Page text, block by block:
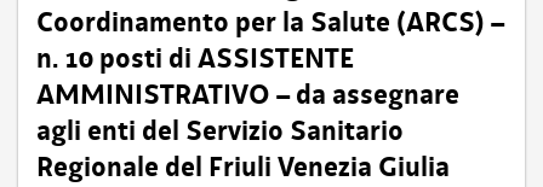
Coordinamento per la Salute (ARCS) –
n. 10 posti di ASSISTENTE
AMMINISTRATIVO – da assegnare
agli enti del Servizio Sanitario
Regionale del Friuli Venezia Giulia